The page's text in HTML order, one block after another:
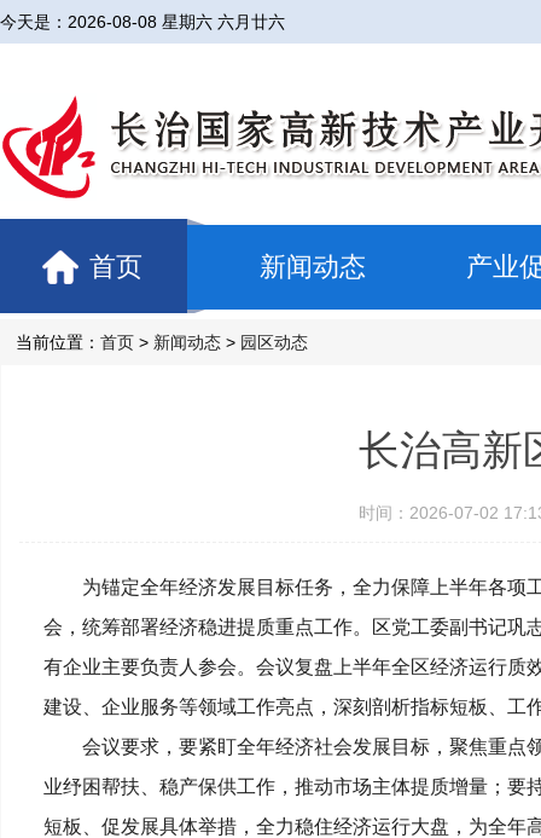
今天是： 2026-08-08 星期六 六月廿六
首页 新闻动态 产业
当前位置： 首页 > 新闻动态 > 园区动态
长治高新
时间：2026-07-02
为锚定全年经济发展目标任务，全力保障上半年各项
会，统筹部署经济稳进提质重点工作。区党工委副书记
有企业主要负责人参会。会议复盘上半年全区经济运行
建设、企业服务等领域工作亮点，深刻剖析指标短板、工
会议要求，要紧盯全年经济社会发展目标，聚焦重点
业纾困帮扶、稳产保供工作，推动市场主体提质增量；
短板、促发展具体举措，全力稳住经济运行大盘，为全年